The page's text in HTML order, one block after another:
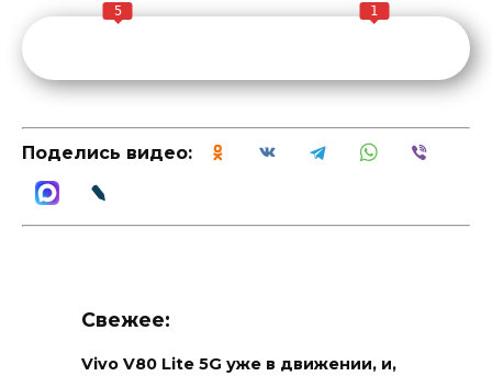
5 1
Поделись видео:
Свежее:
Vivo V80 Lite 5G уже в движении, и,